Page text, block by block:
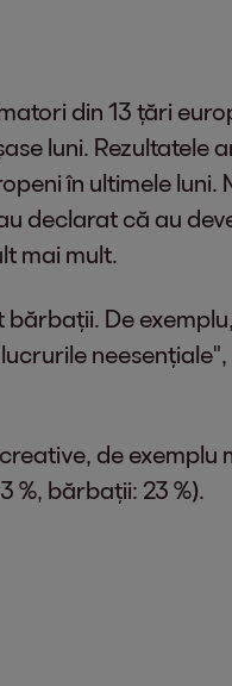
din 13 țări
luni. Rezultatele
în ultimele luni.
declarat că au
mai mult.
De
de exemplu
%, bărbații: 23 %).